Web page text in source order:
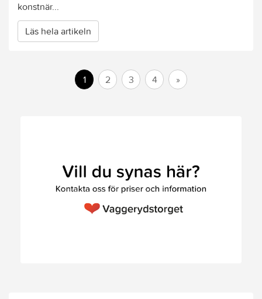
konstnär...
Läs hela artikeln
1 2 3 4 »